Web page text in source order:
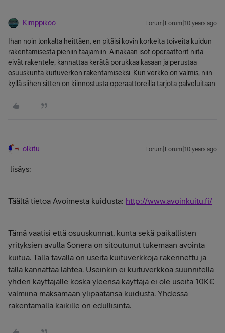
Kimppikoo Forum|Forum|10 years ago
Ihan noin lonkalta heittäen, en pitäisi kovin korkeita toiveita kuidun
rakentamisesta pieniin taajamiin. Ainakaan isot operaattorit niitä
eivät rakentele, kannattaa kerätä porukkaa kasaan ja perustaa
osuuskunta kuituverkon rakentamiseksi. Kun verkko on valmis, niin
kyllä siihen sitten on kiinnostusta operaattoreilla tarjota palveluitaan.
olkitu Forum|Forum|10 years ago
lisäys:
Täältä tietoa Avoimesta kuidusta: http://www.avoinkuitu.fi/
Tämä vaatisi että osuuskunnat, kunta sekä paikallisten
yrityksien avulla Sonera on sitoutunut tukemaan avointa
kuitua. Tällä tavalla on useita kuituverkkoja rakennettu ja
tällä kannattaa lähteä. Useinkin ei kuituverkkoa suunnitella
yhden käyttäjälle koska yleensä käyttäjä ei ole useita 10K€
valmiina maksamaan ylipäätänsä kuidusta. Yhdessä
rakentamalla kaikille on edullisinta.